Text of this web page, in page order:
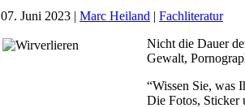
07. Juni 2023 | Marc Heiland | Fachliteratur
Nicht die Dauer
Gewalt,
“Wissen Sie, was
Die Fotos, Sticker